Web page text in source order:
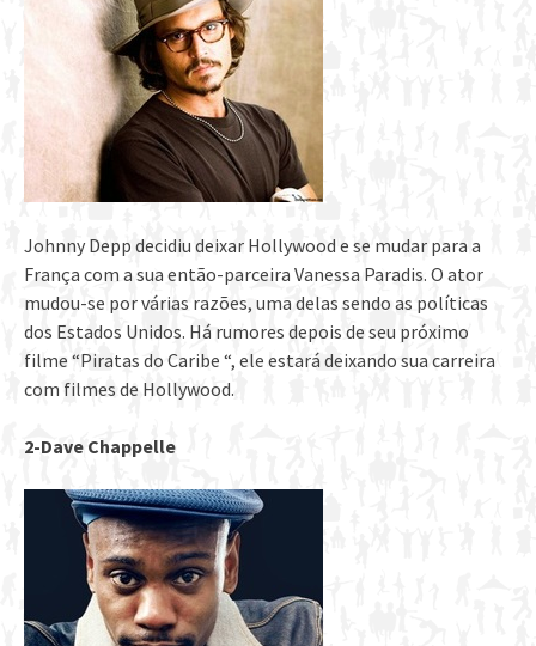
Johnny Depp decidiu deixar Hollywood e se mudar para a
França com a sua então-parceira Vanessa Paradis. O ator
mudou-se por várias razões, uma delas sendo as políticas
dos Estados Unidos. Há rumores depois de seu próximo
filme “Piratas do Caribe “, ele estará deixando sua carreira
com filmes de Hollywood.
2-Dave Chappelle